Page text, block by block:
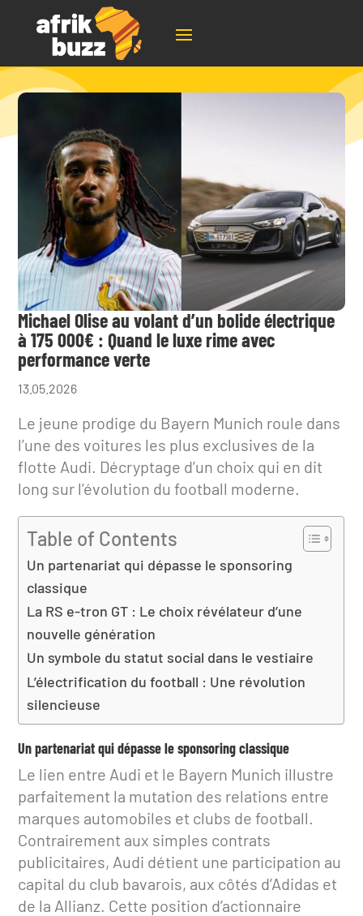
Michael Olise au volant d’un bolide électrique
à 175 000€ : Quand le luxe rime avec
performance verte
13.05.2026
Le jeune prodige du Bayern Munich roule dans
l’une des voitures les plus exclusives de la
flotte Audi. Décryptage d’un choix qui en dit
long sur l’évolution du football moderne.
Table of Contents
Un partenariat qui dépasse le sponsoring
classique
La RS e-tron GT : Le choix révélateur d’une
nouvelle génération
Un symbole du statut social dans le vestiaire
L’électrification du football : Une révolution
silencieuse
Un partenariat qui dépasse le sponsoring classique
Le lien entre Audi et le Bayern Munich illustre
parfaitement la mutation des relations entre
marques automobiles et clubs de football.
Contrairement aux simples contrats
publicitaires, Audi détient une participation au
capital du club bavarois, aux côtés d’Adidas et
de la Allianz. Cette position d’actionnaire